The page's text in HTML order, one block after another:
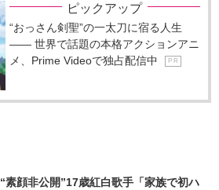
ピックアップ
“おっさん剣聖”の一太刀に宿る人生
―― 世界で話題の本格アクションアニ
メ、Prime Videoで独占配信中
P R
“素顔非公開”17歳紅白歌手「家族で初ハ